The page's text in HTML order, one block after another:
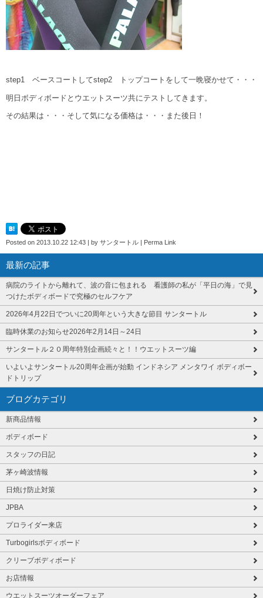
step1 ベースコートしてstep2 トップコートをして一晩寝かせて・・・
明日ボディボードとウエットスーツ共にテストしてきます。
その結果は・・・そして気になる価格は・・・また後日！
Posted on 2013.10.22 12:43 | by サンタートル | Perma Link
最新の記事
病院のライトから離れて、波の音に包まれる 看護師の私が「平日の海」で見
つけたボディボードで究極のセルフケア
2026年4月22日でついに20周年という大きな節目 サンタートル
臨時休業のお知らせ2026年2月14日～24日
サンタートル２０周年特別企画続々と！！ウエットスーツ編
いよいよサンタートル20周年企画が始動 インドネシア メンタワイ ボディボー
ドトリップ
ブログカテゴリ
新商品情報
ボディボード
スタッフの日記
茅ヶ崎波情報
日焼け防止対策
JPBA
プロライダー来店
Turbogirlsボディボード
クリーブボディボード
お店情報
ウエットスーツオーダーフェア